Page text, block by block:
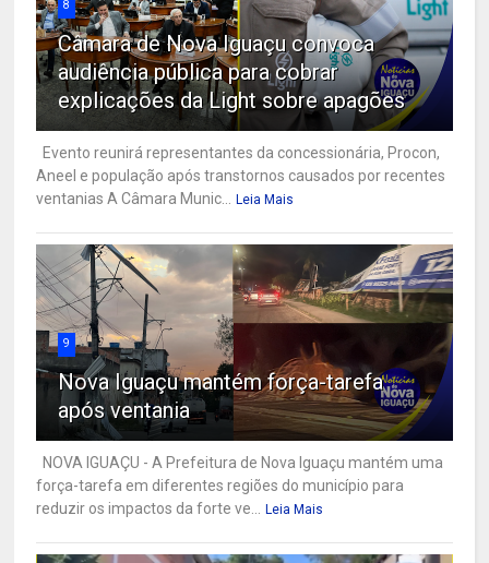
8
Câmara de Nova Iguaçu convoca
audiência pública para cobrar
explicações da Light sobre apagões
Evento reunirá representantes da concessionária, Procon,
Aneel e população após transtornos causados por recentes
ventanias A Câmara Munic...
Leia Mais
9
Nova Iguaçu mantém força-tarefa
após ventania
NOVA IGUAÇU - A Prefeitura de Nova Iguaçu mantém uma
força-tarefa em diferentes regiões do município para
reduzir os impactos da forte ve...
Leia Mais